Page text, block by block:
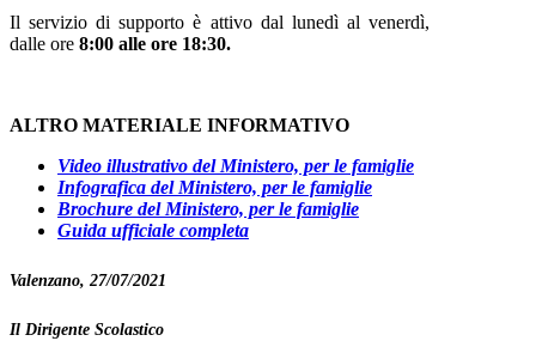
Il servizio di supporto è attivo dal lunedì al venerdì,
dalle ore 8:00 alle ore 18:30.
ALTRO MATERIALE INFORMATIVO
Video illustrativo del Ministero, per le famiglie
Infografica del Ministero, per le famiglie
Brochure del Ministero, per le famiglie
Guida ufficiale completa
Valenzano, 27/07/2021
Il Dirigente Scolastico